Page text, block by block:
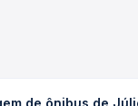
de ônibus de